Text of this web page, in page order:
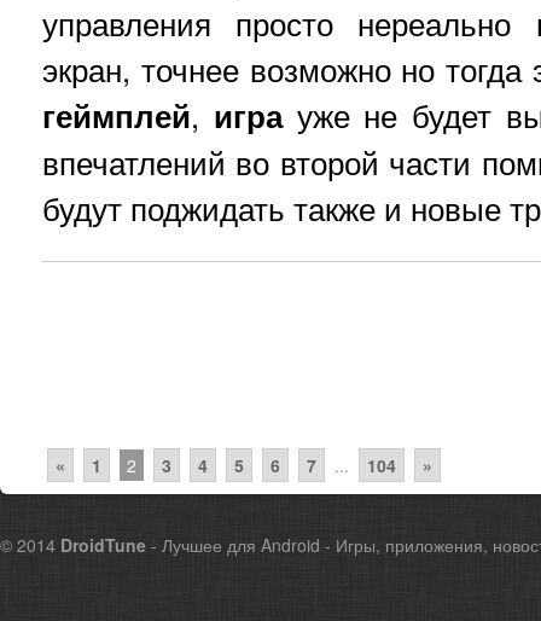
управления просто
экран, точнее возможно но тогда
геймплей, играуже не будет
впечатлений во второй части
будут поджидать также и новые
« 1 2 3 4 5 6 7 ... 104 »
© 2014 DroidTune - Лучшее для Android - Игры, приложения,